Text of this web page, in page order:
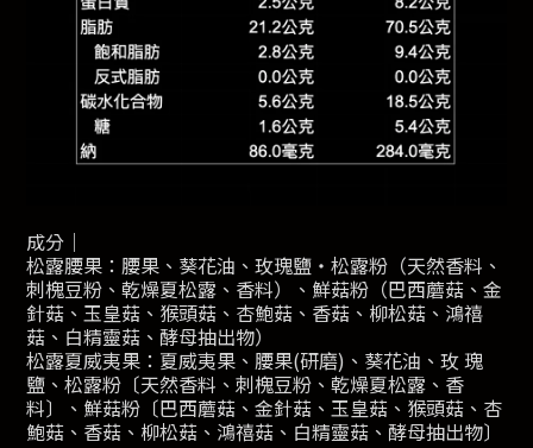
成分｜
松露腰果：腰果、葵花油、玫瑰鹽・松露粉（天然香料、
刺槐豆粉、乾燥夏松露、香料）、鮮菇粉（巴西蘑菇、金
針菇、玉皇菇、猴頭菇、杏鮑菇、香菇、柳松菇、鴻禧
菇、白精靈菇、酵母抽出物）
松露夏威夷果：夏威夷果、腰果(研磨)、葵花油、玫 瑰
鹽、松露粉〔天然香料、刺槐豆粉、乾燥夏松露、香
料〕、鮮菇粉〔巴西蘑菇、金針菇、玉皇菇、猴頭菇、杏
鮑菇、香菇、柳松菇、鴻禧菇、白精靈菇、酵母抽出物〕